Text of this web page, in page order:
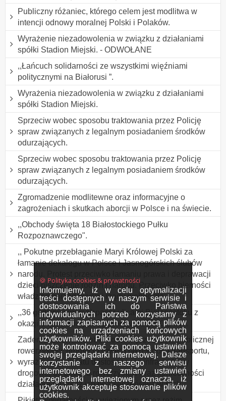
🍪 Polityka cookies & prywatności
Informujemy, iż w celu optymalizacji
treści dostępnych w naszym serwisie i
dostosowania ich do Państwa
indywidualnych potrzeb korzystamy z
informacji zapisanych za pomocą plików
cookies na urządzeniach końcowych
użytkowników. Pliki cookies użytkownik
może kontrolować za pomocą ustawień
swojej przeglądarki internetowej. Dalsze
korzystanie z naszego serwisu
internetowego bez zmiany ustawień
przeglądarki internetowej oznacza, iż
użytkownik akceptuje stosowanie plików
cookies.
Publiczny różaniec, którego celem jest modlitwa w
intencji odnowy moralnej Polski i Polaków.
Wyrażenie niezadowolenia w związku z działaniami
spółki Stadion Miejski. - ODWOŁANE
,,Łańcuch solidarności ze wszystkimi więźniami
politycznymi na Białorusi ”.
Wyrażenia niezadowolenia w związku z działaniami
spółki Stadion Miejski.
Sprzeciw wobec sposobu traktowania przez Policję
spraw związanych z legalnym posiadaniem środków
odurzających.
Sprzeciw wobec sposobu traktowania przez Policję
spraw związanych z legalnym posiadaniem środków
odurzających.
Zgromadzenie modlitewne oraz informacyjne o
zagrożeniach i skutkach aborcji w Polsce i na świecie.
,,Obchody święta 18 Białostockiego Pułku
Rozpoznawczego".
,, Pokutne przebłaganie Maryi Królowej Polski za
łamanie dekalogu w Polsce i Jasnogórskich ślubów
narodu. Protest przeciwko łamaniu prawa i deprawacji
dzieci niszczenie rodzin i narodu. Przeciwko bierności
władz samorządowych i rządu wobec zła
,,36 godzinny marsz/spacer ulicami Białegostoku z
okazji Dnia Leniwych Spacerów". ODWOŁANY.
Zademonstrowanie obecności w przestrzeni publicznej
rowerzystów, promocja roweru jako środka transportu,
wyrażenie postulatu dostosowania infrastruktury
drogowej do potrzeb rowerzystów oraz konieczności
działania na rzecz ich bezpieczeństwa w ruch